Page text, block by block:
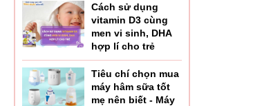
Cách sử dụng
vitamin D3 cùng
men vi sinh, DHA
hợp lí cho trẻ
Tiêu chí chọn mua
máy hâm sữa tốt
mẹ nên biết - Máy